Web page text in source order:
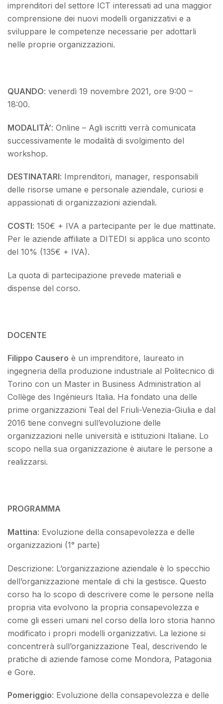
imprenditori del settore ICT interessati ad una maggior
comprensione dei nuovi modelli organizzativi e a
sviluppare le competenze necessarie per adottarli
nelle proprie organizzazioni.
QUANDO: venerdì 19 novembre 2021, ore 9:00 –
18:00.
MODALITÀ’: Online – Agli iscritti verrà comunicata
successivamente le modalità di svolgimento del
workshop.
DESTINATARI: Imprenditori, manager, responsabili
delle risorse umane e personale aziendale, curiosi e
appassionati di organizzazioni aziendali.
COSTI: 150€ + IVA a partecipante per le due mattinate.
Per le aziende affiliate a DITEDI si applica uno sconto
del 10% (135€ + IVA).
La quota di partecipazione prevede materiali e
dispense del corso.
DOCENTE
Filippo Causero è un imprenditore, laureato in
ingegneria della produzione industriale al Politecnico di
Torino con un Master in Business Administration al
Collège des Ingénieurs Italia. Ha fondato una delle
prime organizzazioni Teal del Friuli-Venezia-Giulia e dal
2016 tiene convegni sull’evoluzione delle
organizzazioni nelle università e istituzioni Italiane. Lo
scopo nella sua organizzazione è aiutare le persone a
realizzarsi.
PROGRAMMA
Mattina: Evoluzione della consapevolezza e delle
organizzazioni (1° parte)
Descrizione: L’organizzazione aziendale è lo specchio
dell’organizzazione mentale di chi la gestisce. Questo
corso ha lo scopo di descrivere come le persone nella
propria vita evolvono la propria consapevolezza e
come gli esseri umani nel corso della loro storia hanno
modificato i propri modelli organizzativi. La lezione si
concentrerà sull’organizzazione Teal, descrivendo le
pratiche di aziende famose come Mondora, Patagonia
e Gore.
Pomeriggio: Evoluzione della consapevolezza e delle